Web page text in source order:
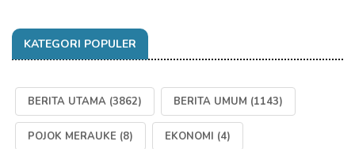
KATEGORI POPULER
BERITA UTAMA (3862) BERITA UMUM (1143)
POJOK MERAUKE (8) EKONOMI (4)